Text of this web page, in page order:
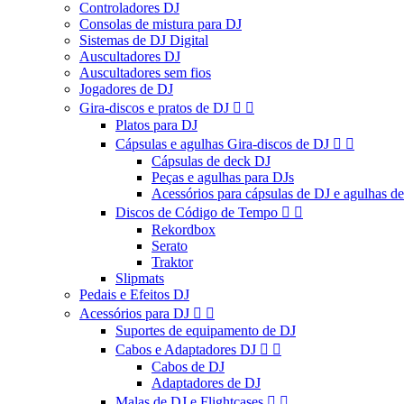
Controladores DJ
Consolas de mistura para DJ
Sistemas de DJ Digital
Auscultadores DJ
Auscultadores sem fios
Jogadores de DJ
Gira-discos e pratos de DJ  
Platos para DJ
Cápsulas e agulhas Gira-discos de DJ  
Cápsulas de deck DJ
Peças e agulhas para DJs
Acessórios para cápsulas de DJ e agulhas
Discos de Código de Tempo  
Rekordbox
Serato
Traktor
Slipmats
Pedais e Efeitos DJ
Acessórios para DJ  
Suportes de equipamento de DJ
Cabos e Adaptadores DJ  
Cabos de DJ
Adaptadores de DJ